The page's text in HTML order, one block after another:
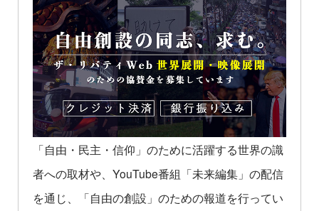
「自由・民主・信仰」のために活躍する世界の識
者への取材や、YouTube番組「未来編集」の配信
を通じ、「自由の創設」のための報道を行ってい